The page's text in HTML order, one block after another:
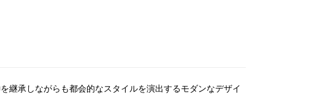
継承しながらも都会的なスタイルを演出するモダンなデザイ